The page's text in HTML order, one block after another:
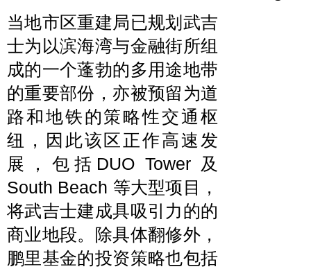
当地市区重建局已规划武吉
士为以滨海湾与金融街所组
成的一个蓬勃的多用途地带
的重要部份，亦被预留为道
路和地铁的策略性交通枢
纽，因此该区正作高速发
展，包括DUO Tower 及
South Beach 等大型项目，
将武吉士建成具吸引力的的
商业地段。除具体翻修外，
鹏里基金的投资策略也包括